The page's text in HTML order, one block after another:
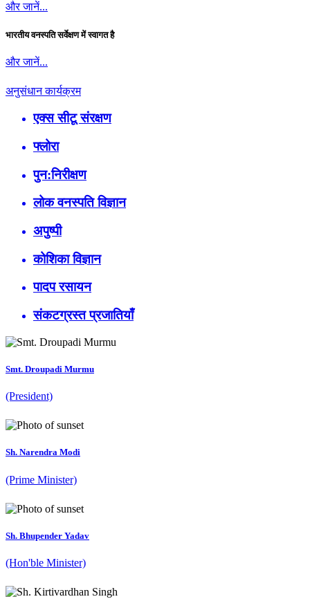
और जानें...
भारतीय वनस्पति सर्वेक्षण में स्वागत है
और जानें...
अनुसंधान कार्यक्रम
एक्स सीटू संरक्षण
फ्लोरा
पुन:निरीक्षण
लोक वनस्पति विज्ञान
अपुष्पी
कोशिका विज्ञान
पादप रसायन
संकटग्रस्त प्रजातियाँ
Smt. Droupadi Murmu
(President)
Sh. Narendra Modi
(Prime Minister)
Sh. Bhupender Yadav
(Hon'ble Minister)